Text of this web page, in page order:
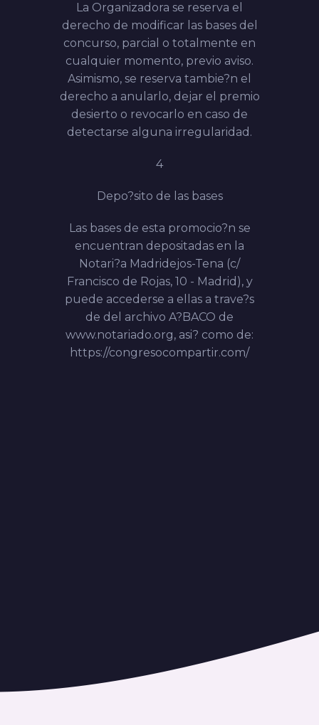
La Organizadora se reserva el
derecho de modificar las bases del
concurso, parcial o totalmente en
cualquier momento, previo aviso.
Asimismo, se reserva tambie?n el
derecho a anularlo, dejar el premio
desierto o revocarlo en caso de
detectarse alguna irregularidad.
4
Depo?sito de las bases
Las bases de esta promocio?n se
encuentran depositadas en la
Notari?a Madridejos-Tena (c/
Francisco de Rojas, 10 - Madrid), y
puede accederse a ellas a trave?s
de del archivo A?BACO de
www.notariado.org, asi? como de:
https://congresocompartir.com/